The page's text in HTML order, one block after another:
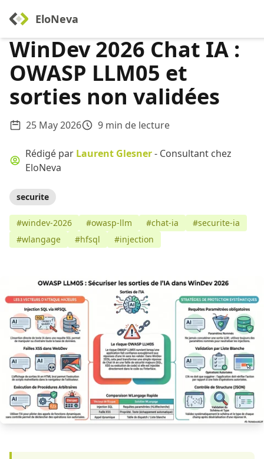
EloNeva
WinDev 2026 Chat IA :
OWASP LLM05 et
sorties non validées
25 May 2026 9 min de lecture
Rédigé par Laurent Glesner- Consultant chez
EloNeva
securite
#windev-2026 #owasp-llm #chat-ia
#securite-ia
#wlangage
#hfsql #injection